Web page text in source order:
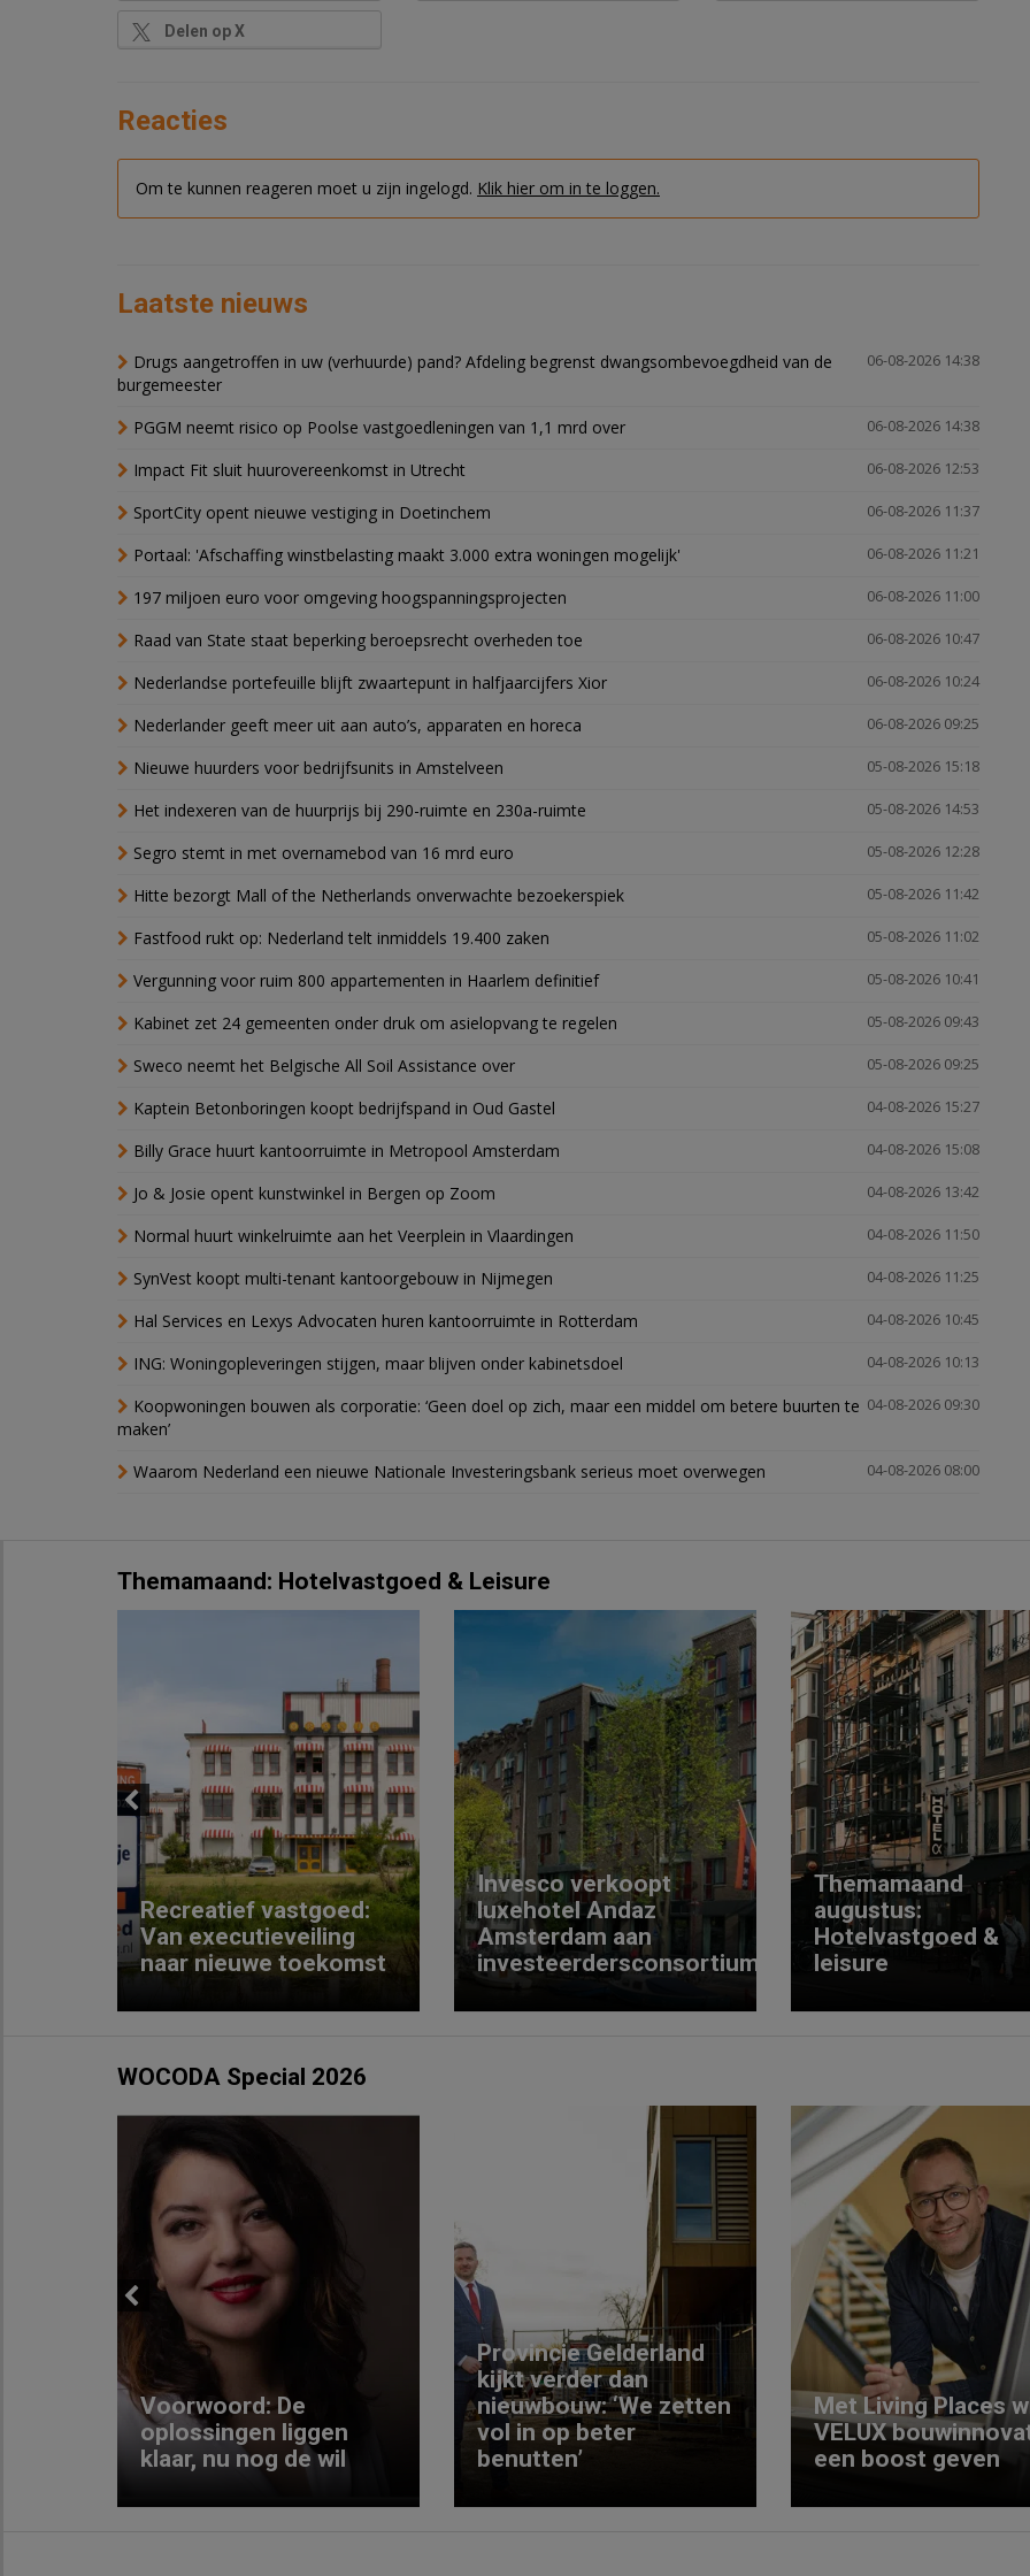
Delen op X
Reacties
Om te kunnen reageren moet u zijn ingelogd. Klik hier om in te loggen.
Laatste nieuws
06-08-2026 14:38
Drugs aangetroffen in uw (verhuurde) pand? Afdeling begrenst dwangsombevoegdheid van de
burgemeester
06-08-2026 14:38
PGGM neemt risico op Poolse vastgoedleningen van 1,1 mrd over
06-08-2026 12:53
Impact Fit sluit huurovereenkomst in Utrecht
06-08-2026 11:37
SportCity opent nieuwe vestiging in Doetinchem
06-08-2026 11:21
Portaal: 'Afschaffing winstbelasting maakt 3.000 extra woningen mogelijk'
06-08-2026 11:00
197 miljoen euro voor omgeving hoogspanningsprojecten
06-08-2026 10:47
Raad van State staat beperking beroepsrecht overheden toe
06-08-2026 10:24
Nederlandse portefeuille blijft zwaartepunt in halfjaarcijfers Xior
06-08-2026 09:25
Nederlander geeft meer uit aan auto’s, apparaten en horeca
05-08-2026 15:18
Nieuwe huurders voor bedrijfsunits in Amstelveen
05-08-2026 14:53
Het indexeren van de huurprijs bij 290-ruimte en 230a-ruimte
05-08-2026 12:28
Segro stemt in met overnamebod van 16 mrd euro
05-08-2026 11:42
Hitte bezorgt Mall of the Netherlands onverwachte bezoekerspiek
05-08-2026 11:02
Fastfood rukt op: Nederland telt inmiddels 19.400 zaken
05-08-2026 10:41
Vergunning voor ruim 800 appartementen in Haarlem definitief
05-08-2026 09:43
Kabinet zet 24 gemeenten onder druk om asielopvang te regelen
05-08-2026 09:25
Sweco neemt het Belgische All Soil Assistance over
04-08-2026 15:27
Kaptein Betonboringen koopt bedrijfspand in Oud Gastel
04-08-2026 15:08
Billy Grace huurt kantoorruimte in Metropool Amsterdam
04-08-2026 13:42
Jo & Josie opent kunstwinkel in Bergen op Zoom
04-08-2026 11:50
Normal huurt winkelruimte aan het Veerplein in Vlaardingen
04-08-2026 11:25
SynVest koopt multi-tenant kantoorgebouw in Nijmegen
04-08-2026 10:45
Hal Services en Lexys Advocaten huren kantoorruimte in Rotterdam
04-08-2026 10:13
ING: Woningopleveringen stijgen, maar blijven onder kabinetsdoel
04-08-2026 09:30
Koopwoningen bouwen als corporatie: ‘Geen doel op zich, maar een middel om betere buurten te
maken’
04-08-2026 08:00
Waarom Nederland een nieuwe Nationale Investeringsbank serieus moet overwegen
Themamaand: Hotelvastgoed & Leisure
Previous
Recreatief vastgoed:
Van executieveiling
naar nieuwe toekomst
Invesco verkoopt
luxehotel Andaz
Amsterdam aan
investeerdersconsortium
Themamaand
augustus:
Hotelvastgoed &
leisure
WOCODA Special 2026
Previous
Voorwoord: De
oplossingen liggen
klaar, nu nog de wil
Provincie Gelderland
kijkt verder dan
nieuwbouw: ‘We zetten
vol in op beter
benutten’
Met Living Places
VELUX
een boost geven